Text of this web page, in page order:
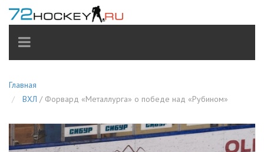
TOGGLE
NAVIGATION
Главная
ВХЛ / Форвард «Металлурга» о победе над «Рубином»